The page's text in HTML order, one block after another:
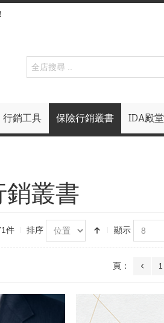
行銷工具 保險行銷叢書 IDA殿堂
叢書
件 排序 顯示
頁： 1